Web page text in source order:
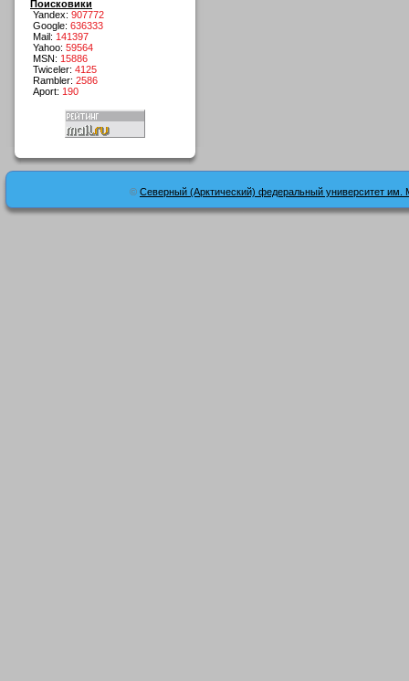
Поисковики
Yandex: 907772
Google: 636333
Mail: 141397
Yahoo: 59564
MSN: 15886
Twiceler: 4125
Rambler: 2586
Aport: 190
© Северный (Арктический) федеральный университет